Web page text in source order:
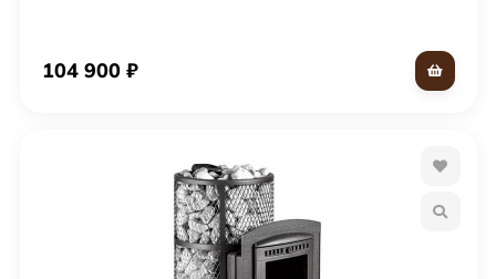
104 900 ₽